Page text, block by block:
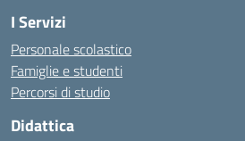
I Servizi
Personale scolastico
Famiglie e studenti
Percorsi di studio
Didattica